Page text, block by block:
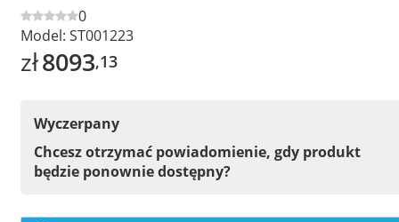
0
Model: ST001223
zł8093,13
Wyczerpany
Chcesz otrzymać powiadomienie, gdy produkt
będzie ponownie dostępny?